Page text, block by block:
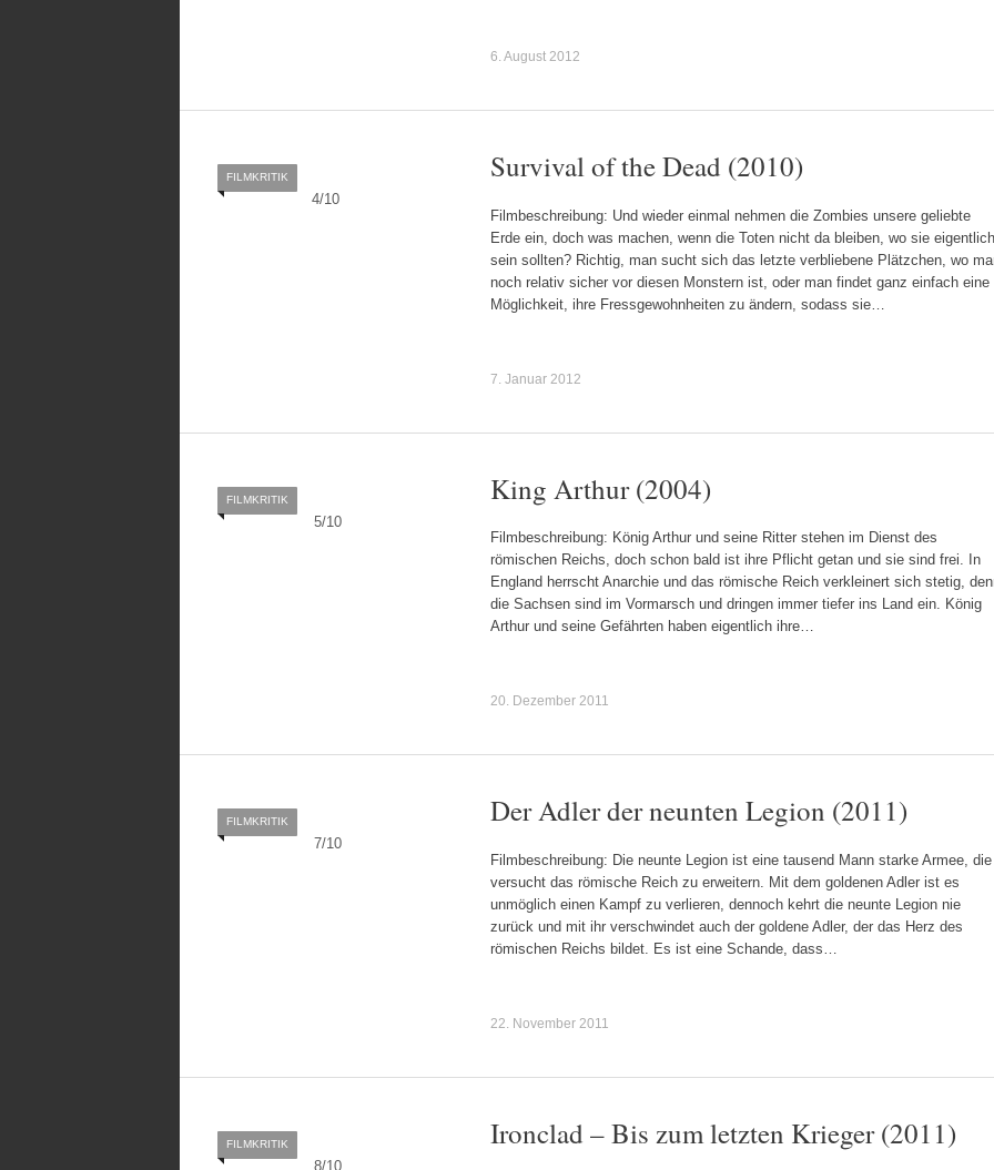
6. August 2012
4/10
FILMKRITIK Survival of the Dead (2010)
Filmbeschreibung: Und wieder einmal nehmen die Zombies unsere geliebte
Erde ein, doch was machen, wenn die Toten nicht da bleiben, wo sie eigentlich
sein sollten? Richtig, man sucht sich das letzte verbliebene Plätzchen, wo
noch relativ sicher vor diesen Monstern ist, oder man findet ganz einfach eine
Möglichkeit, ihre Fressgewohnheiten zu ändern, sodass sie…
7. Januar 2012
5/10
FILMKRITIK King Arthur (2004)
Filmbeschreibung: König Arthur und seine Ritter stehen im Dienst des
römischen Reichs, doch schon bald ist ihre Pflicht getan und sie sind frei. In
England herrscht Anarchie und das römische Reich verkleinert sich stetig,
die Sachsen sind im Vormarsch und dringen immer tiefer ins Land ein. König
Arthur und seine Gefährten haben eigentlich ihre…
20. Dezember 2011
7/10
FILMKRITIK Der Adler der neunten Legion (2011)
Filmbeschreibung: Die neunte Legion ist eine tausend Mann starke Armee, die
versucht das römische Reich zu erweitern. Mit dem goldenen Adler ist es
unmöglich einen Kampf zu verlieren, dennoch kehrt die neunte Legion nie
zurück und mit ihr verschwindet auch der goldene Adler, der das Herz des
römischen Reichs bildet. Es ist eine Schande, dass…
22. November 2011
8/10
FILMKRITIK Ironclad – Bis zum letzten Krieger (2011)